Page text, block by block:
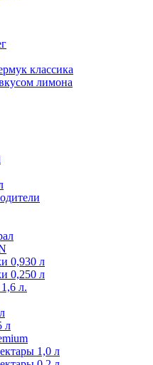
классика
лимона
0,930 л
0,250 л
л.
л
1,0 л